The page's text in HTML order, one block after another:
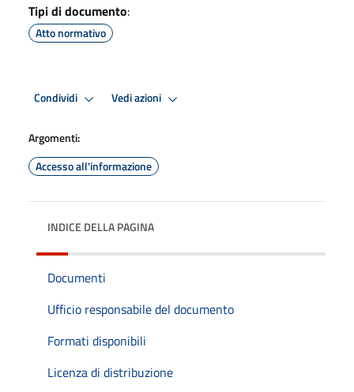
Tipi di documento:
Atto normativo
Condividi Vedi azioni
Argomenti:
Accesso all'informazione
INDICE DELLA PAGINA
Documenti
Ufficio responsabile del documento
Formati disponibili
Licenza di distribuzione